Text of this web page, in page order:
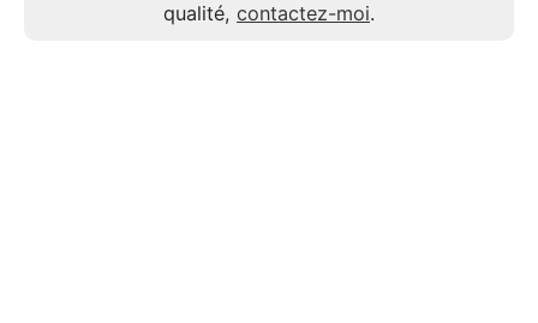
qualité, contactez-moi.